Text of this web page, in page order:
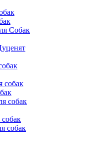
Собак
собак
собак
собак